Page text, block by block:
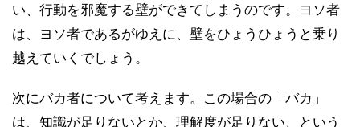
い、行動を邪魔する壁ができてしまうのです。ヨソ者
は、ヨソ者であるがゆえに、壁をひょうひょうと乗り
越えていくでしょう。
次にバカ者について考えます。この場合の「バカ」
は、知識が足りないとか、理解度が足りない、という